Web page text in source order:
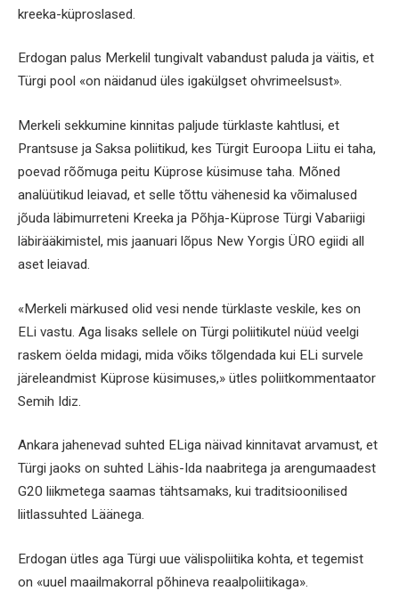
kreeka-küproslased.
Erdogan palus Merkelil tungivalt vabandust paluda ja väitis, et
Türgi pool «on näidanud üles igakülgset ohvrimeelsust».
Merkeli sekkumine kinnitas paljude türklaste kahtlusi, et
Prantsuse ja Saksa poliitikud, kes Türgit Euroopa Liitu ei taha,
poevad rõõmuga peitu Küprose küsimuse taha. Mõned
analüütikud leiavad, et selle tõttu vähenesid ka võimalused
jõuda läbimurreteni Kreeka ja Põhja-Küprose Türgi Vabariigi
läbirääkimistel, mis jaanuari lõpus New Yorgis ÜRO egiidi all
aset leiavad.
«Merkeli märkused olid vesi nende türklaste veskile, kes on
ELi vastu. Aga lisaks sellele on Türgi poliitikutel nüüd veelgi
raskem öelda midagi, mida võiks tõlgendada kui ELi survele
järeleandmist Küprose küsimuses,» ütles poliitkommentaator
Semih Idiz.
Ankara jahenevad suhted ELiga näivad kinnitavat arvamust, et
Türgi jaoks on suhted Lähis-Ida naabritega ja arengumaadest
G20 liikmetega saamas tähtsamaks, kui traditsioonilised
liitlassuhted Läänega.
Erdogan ütles aga Türgi uue välispoliitika kohta, et tegemist
on «uuel maailmakorral põhineva reaalpoliitikaga».